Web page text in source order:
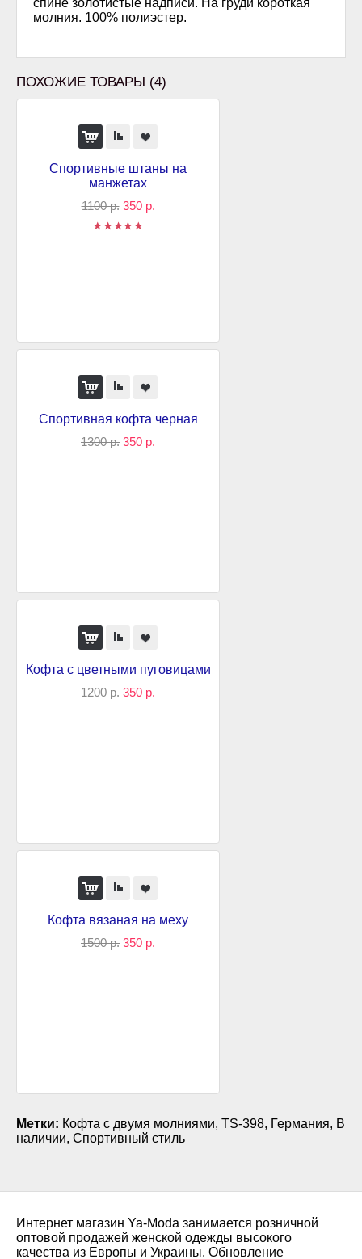
спине золотистые надписи. На груди короткая
молния. 100% полиэстер.
ПОХОЖИЕ ТОВАРЫ (4)
Спортивные штаны на
манжетах
1100 р. 350 р.
Спортивная кофта черная
1300 р. 350 р.
Кофта с цветными пуговицами
1200 р. 350 р.
Кофта вязаная на меху
1500 р. 350 р.
Метки: Кофта с двумя молниями, TS-398, Германия, В
наличии, Спортивный стиль
Интернет магазин Ya-Moda занимается розничной
оптовой продажей женской одежды высокого
качества из Европы и Украины. Обновление